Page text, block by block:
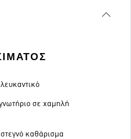
σε χαμηλή
καθάρισμα